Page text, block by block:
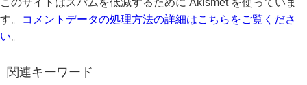
このサイトはスパムを低減するために Akismet を使っていま
す。
コメントデータの処理方法の詳細はこちらをご覧くださ
い。
関連キーワード